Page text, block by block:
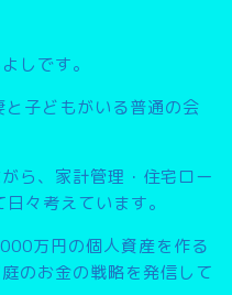
しです。
子どもがいる普通の会
ら、家計管理・住宅ロー
々考えています。
万円の個人資産を作る
のお金の戦略を発信して